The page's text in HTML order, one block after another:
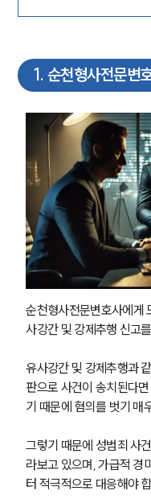
1 . 순천형사전문변
순천형사전문변호사에게
사강간 및 강제추행 신고
유사강간 및 강제추행과
판으로 사건이 송치된다
기 때문에 혐의를 벗기 매
그렇기 때문에 성범죄 사
라보고 있으며, 가급적 경
터 적극적으로 대응해야